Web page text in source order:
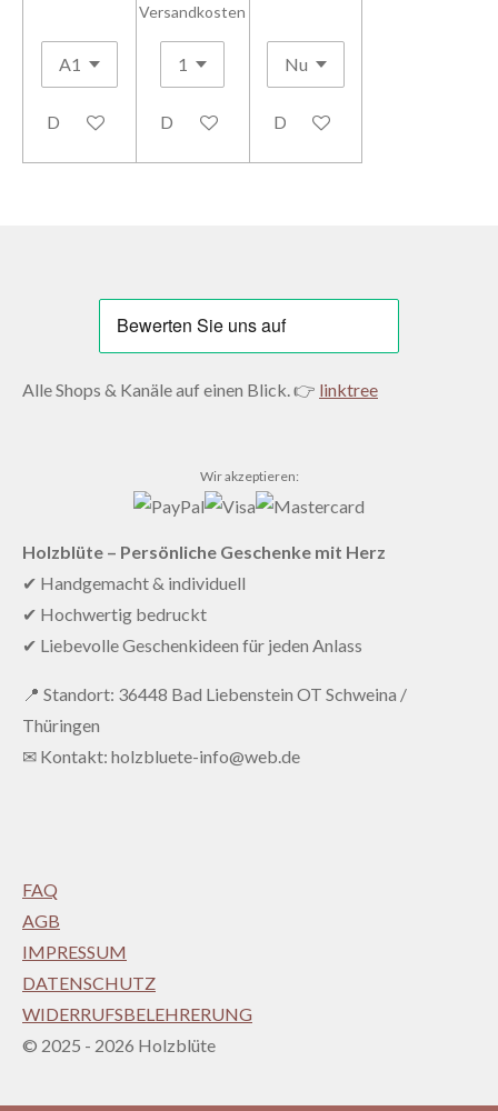
Details anzeigen
Versandkosten
Details anzeigenDetails anzeigen
Alle Shops & Kanäle auf einen Blick. 👉 linktree
Wir akzeptieren:
Holzblüte – Persönliche Geschenke mit Herz
✔ Handgemacht & individuell
✔ Hochwertig bedruckt
✔ Liebevolle Geschenkideen für jeden Anlass
📍 Standort: 36448 Bad Liebenstein OT Schweina /
Thüringen
✉ Kontakt: holzbluete-info@web.de
FAQ
AGB
IMPRESSUM
DATENSCHUTZ
WIDERRUFSBELEHRERUNG
© 2025 - 2026 Holzblüte